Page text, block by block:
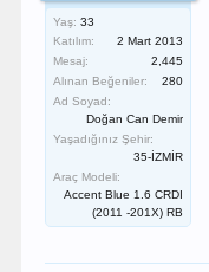
Yaş: 33
Katılım:
2 Mart 2013
Mesaj:
2,445
Alınan Beğeniler:
280
Ad Soyad:
Doğan Can Demir
Yaşadığınız Şehir:
35-İZMİR
Araç Modeli:
Accent Blue 1.6 CRDI
(2011 -201X) RB